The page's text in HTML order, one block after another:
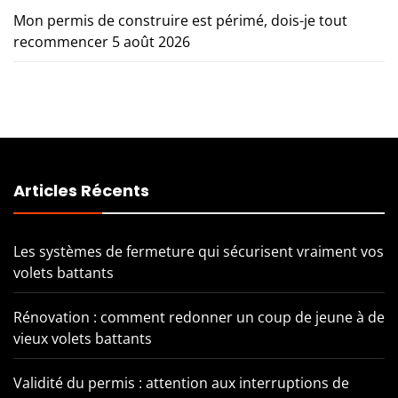
Mon permis de construire est périmé, dois-je tout
recommencer 5 août 2026
Articles Récents
Les systèmes de fermeture qui sécurisent vraiment vos
volets battants
Rénovation : comment redonner un coup de jeune à de
vieux volets battants
Validité du permis : attention aux interruptions de